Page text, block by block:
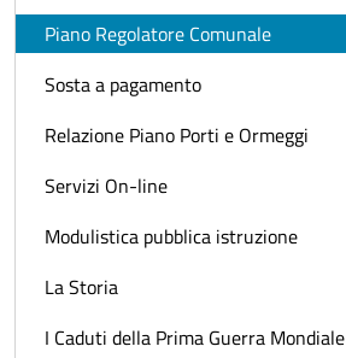
Piano Regolatore Comunale
Sosta a pagamento
Relazione Piano Porti e Ormeggi
Servizi On-line
Modulistica pubblica istruzione
La Storia
I Caduti della Prima Guerra Mondiale